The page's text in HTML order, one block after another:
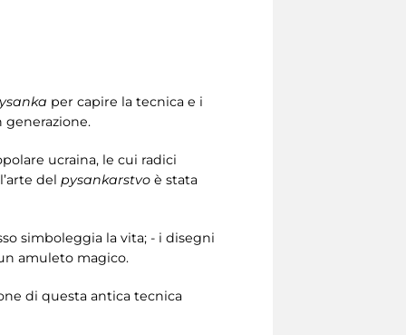
per capire la tecnica e i
ucraina, le cui radici
del pysankarstvo è stata
simboleggia la vita; - i disegni
amuleto magico.
di questa antica tecnica